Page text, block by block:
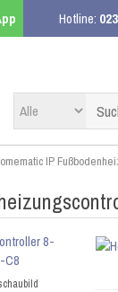
Hotline:
IP